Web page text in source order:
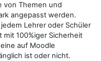
von Themen und
angepasst werden.
Lehrer oder Schüler
100%iger Sicherheit
auf Moodle
ist oder nicht.